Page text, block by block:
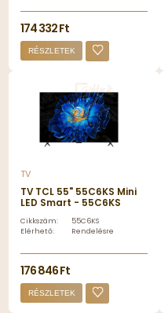
174 332 Ft
RÉSZLETEK
TV
TV TCL 55" 55C6KS Mini
LED Smart - 55C6KS
Cikkszám:
55C6KS
Elérhető:
Rendelésre
176 846 Ft
RÉSZLETEK